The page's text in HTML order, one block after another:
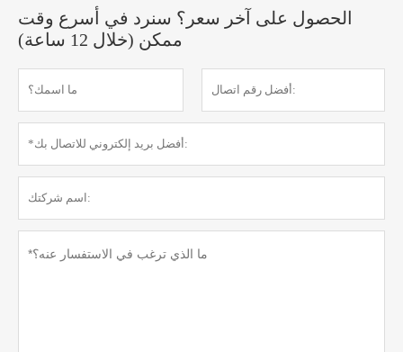
الحصول على آخر سعر؟ سنرد في أسرع وقت
ممكن (خلال 12 ساعة)